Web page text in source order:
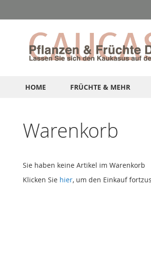
zum
HOME FRÜCHTE & MEHR
Warenkorb
Sie haben keine Artikel im Warenkorb
Klicken Sie hier, um den Einkauf